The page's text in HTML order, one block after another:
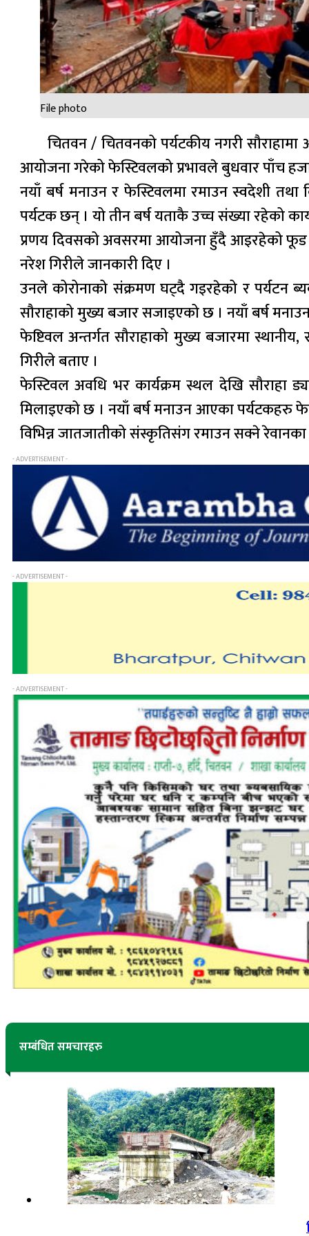
File photo
चितवन / चितवनको पर्यटकीय नगरी
आयोजना गरेको फेस्टिवलको प्रभावले बुधवार पाँच
नयाँ बर्ष मनाउन र फेस्टिवलमा रमाउन स्वदेशी तथा
पर्यटक छन् । यो तीन बर्ष यताकै उच्च संख्या रहेको
प्रणय दिवसको अवसरमा आयोजना हुँदै आइरहेको फूड
नरेश गिरीले जानकारी दिए ।
उनले कोरोनाको संक्रमण घट्दै गइरहेको र पर्यटन
सौराहाको मुख्य बजार सजाइएको छ । नयाँ बर्ष
फेष्टिवल अन्तर्गत सौराहाको मुख्य बजारमा
गिरीले बताए ।
फेस्टिवल अवधि भर कार्यक्रम स्थल देखि सौराहा
मिलाइएको छ । नयाँ बर्ष मनाउन आएका पर्यटकहरु
विभिन्न जातजातीको संस्कृतिसंग रमाउन सक्ने
- ADVERTISEMENT -
- ADVERTISEMENT -
- ADVERTISEMENT -
सम्बंधित समचारहरु